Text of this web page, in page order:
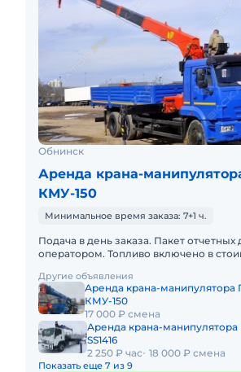
Обнинск
Аренда крана-
КМУ-150
Минимальное время заказа: 7+1 ч.
Подача в день заказа. Пакет отчетных
оператором. Топливо включено в
с малой наработк
Другие объявления
Аренда крана-манипулятора
КМУ-150
17 000 ₽ смена
Аренда крана-манипулятора
SS1416
2 250 ₽ час 18 000 ₽ смена
Показать еще 7 из 9